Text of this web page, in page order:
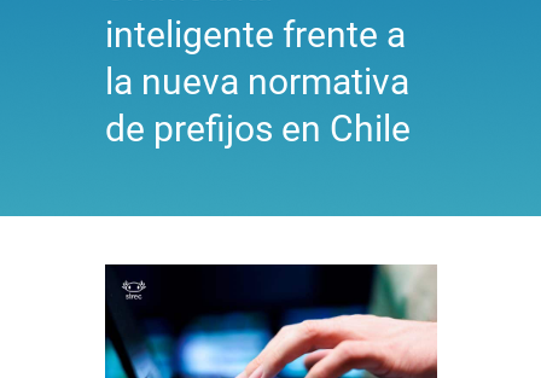
inteligente frente a
la nueva normativa
de prefijos en Chile